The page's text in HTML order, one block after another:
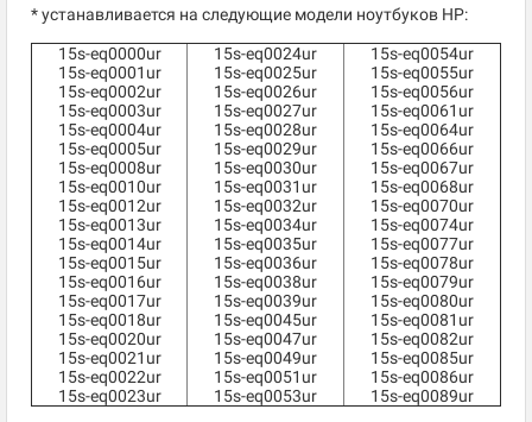
* устанавливается на следующие модели ноутбуков HP:
15s-eq0000ur
15s-eq0001ur
15s-eq0002ur
15s-eq0003ur
15s-eq0004ur
15s-eq0005ur
15s-eq0008ur
15s-eq0010ur
15s-eq0012ur
15s-eq0013ur
15s-eq0014ur
15s-eq0015ur
15s-eq0016ur
15s-eq0017ur
15s-eq0018ur
15s-eq0020ur
15s-eq0021ur
15s-eq0022ur
15s-eq0023ur
15s-eq0024ur
15s-eq0025ur
15s-eq0026ur
15s-eq0027ur
15s-eq0028ur
15s-eq0029ur
15s-eq0030ur
15s-eq0031ur
15s-eq0032ur
15s-eq0034ur
15s-eq0035ur
15s-eq0036ur
15s-eq0038ur
15s-eq0039ur
15s-eq0045ur
15s-eq0047ur
15s-eq0049ur
15s-eq0051ur
15s-eq0053ur
15s-eq0054ur
15s-eq0055ur
15s-eq0056ur
15s-eq0061ur
15s-eq0064ur
15s-eq0066ur
15s-eq0067ur
15s-eq0068ur
15s-eq0070ur
15s-eq0074ur
15s-eq0077ur
15s-eq0078ur
15s-eq0079ur
15s-eq0080ur
15s-eq0081ur
15s-eq0082ur
15s-eq0085ur
15s-eq0086ur
15s-eq0089ur